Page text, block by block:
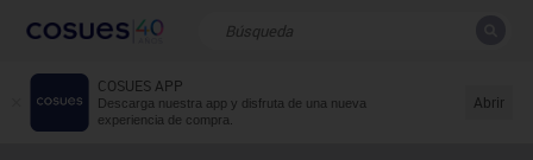
COSUES APP
Descarga nuestra app y disfruta de una nueva
experiencia de compra.
Abrir
Resultados de la búsqueda